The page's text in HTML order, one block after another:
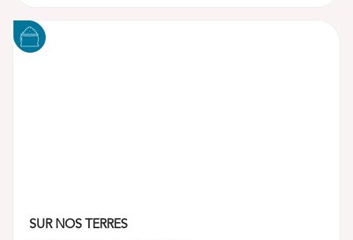
SUR NOS TERRES